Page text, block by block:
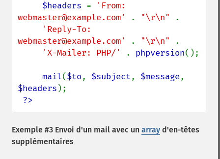
$headers =
'From:
webmaster@example.com'
. "\r\n"
.
'Reply-To:
webmaster@example.com'
. "\r\n"
.
'X-Mailer: PHP/'
. phpversion();
mail($to, $subject, $message
$headers );
?>
Exemple #3 Envoi d'un mail avec un array d'en-têtes
supplémentaires